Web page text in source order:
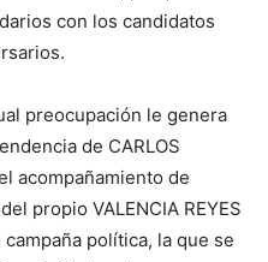
con los candidatos
preocupación le genera
de CARLOS
acompañamiento de
propio VALENCIA REYES
política, la que se